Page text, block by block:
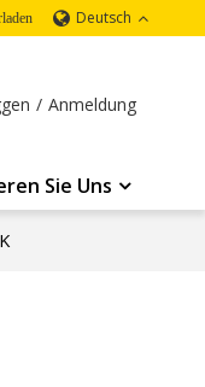
Deutsch
/ Anmeldung
Sie Uns